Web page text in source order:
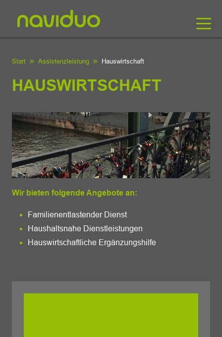
Start Assistenzleistung Hauswirtschaft
HAUSWIRTSCHAFT
Wir bieten folgende Angebote an:
Familienentlastender Dienst
Haushaltsnahe Dienstleistungen
Hauswirtschaftliche Ergänzungshilfe